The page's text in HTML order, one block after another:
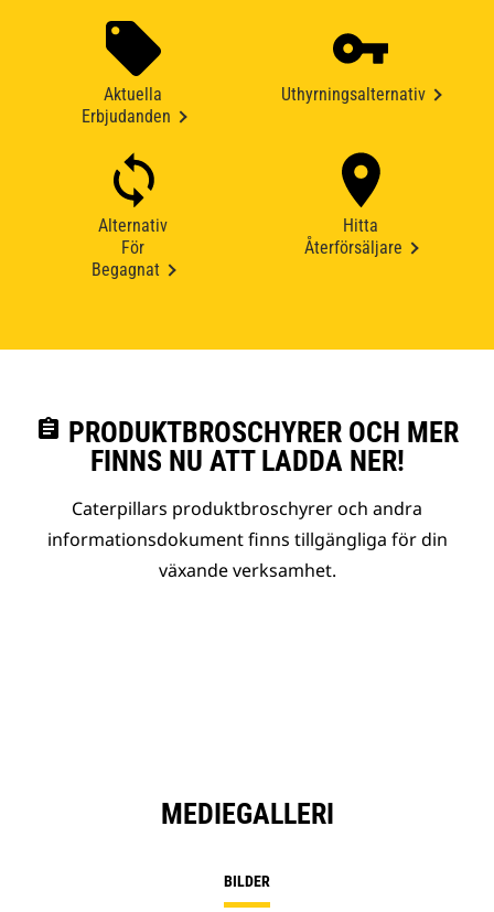
Aktuella
Erbjudanden
Uthyrningsalternativ
Alternativ
För
Begagnat
Hitta
Återförsäljare
assignment PRODUKTBROSCHYRER OCH MER
FINNS NU ATT LADDA NER!
Caterpillars produktbroschyrer och andra
informationsdokument finns tillgängliga för din
växande verksamhet.
MEDIEGALLERI
BILDER